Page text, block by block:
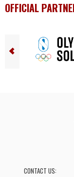
OFFICIAL
CONTACT US: